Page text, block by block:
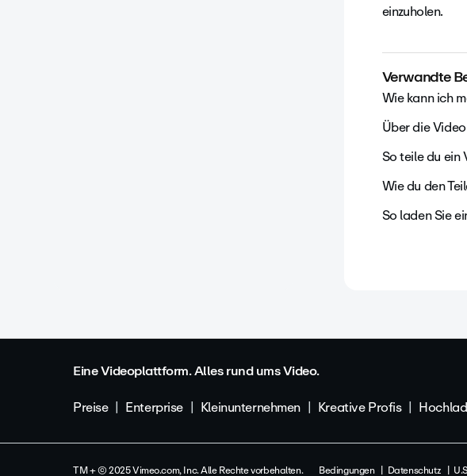
einzuholen.
Verwandte
Wie kann ich
Über die
So teile du ein
Wie du den
So laden Sie
Eine Videoplattform. Alles rund ums Video.
Preise
Enterprise Kleinunternehmen Kreative Profis
TM + © 2025 Vimeo.com, Inc. Alle Rechte vorbehalten. Bedingungen Datenschutz